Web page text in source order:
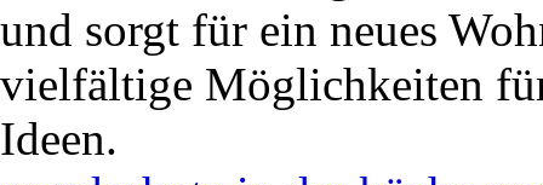
und sorgt für ein neues
vielfältige Möglichkeiten
Ideen.